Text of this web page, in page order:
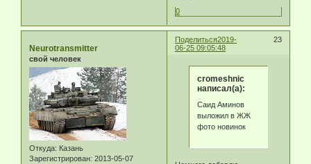
0
Поделиться 23
2019-
06-25 09:05:48
Neurotransmitter
свой человек
Откуда: Казань
Зарегистрирован: 2013-05-07
cromeshnic
написал(а):
Саид Аминов
выложил в ЖЖ
фото новинок